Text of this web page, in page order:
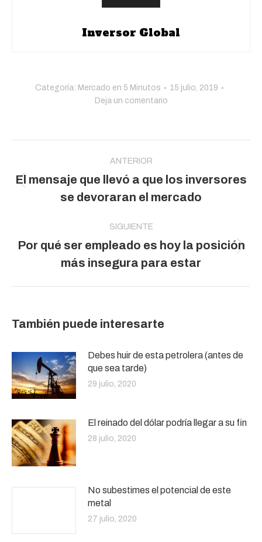
Inversor Global
Categoría: Mercado en 5 Minutos
15 julio, 2019
Deja un comentario
publicaciones
ANTERIOR
Publicación
anterior:
El mensaje que llevó a que los inversores
se devoraran el mercado
SIGUIENTE
Publicación
siguiente:
Por qué ser empleado es hoy la posición
más insegura para estar
También puede interesarte
Debes huir de esta petrolera (antes de
que sea tarde)
29 julio, 2020
El reinado del dólar podría llegar a su fin
28 julio, 2020
No subestimes el potencial de este
metal
27 julio, 2020